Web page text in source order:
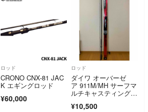
ロッド
CRONO CNX-81 JAC
K エギングロッド
¥60,000
ロッド
ダイワ オーバーゼ
ア 911M/MH サーフマ
ルチキャスティングロ
¥10,500